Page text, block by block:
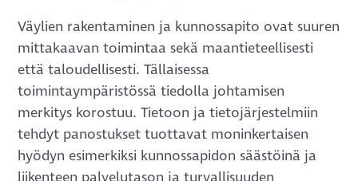
Väylien rakentaminen ja kunnossapito ovat suuren
mittakaavan toimintaa sekä maantieteellisesti
että taloudellisesti. Tällaisessa
toimintaympäristössä tiedolla johtamisen
merkitys korostuu. Tietoon ja tietojärjestelmiin
tehdyt panostukset tuottavat moninkertaisen
hyödyn esimerkiksi kunnossapidon säästöinä ja